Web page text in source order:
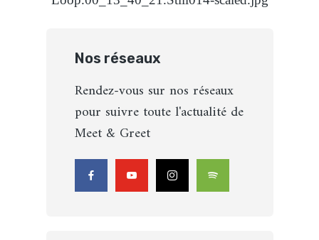
Nos réseaux
Rendez-vous sur nos réseaux
pour suivre toute l'actualité de
Meet & Greet